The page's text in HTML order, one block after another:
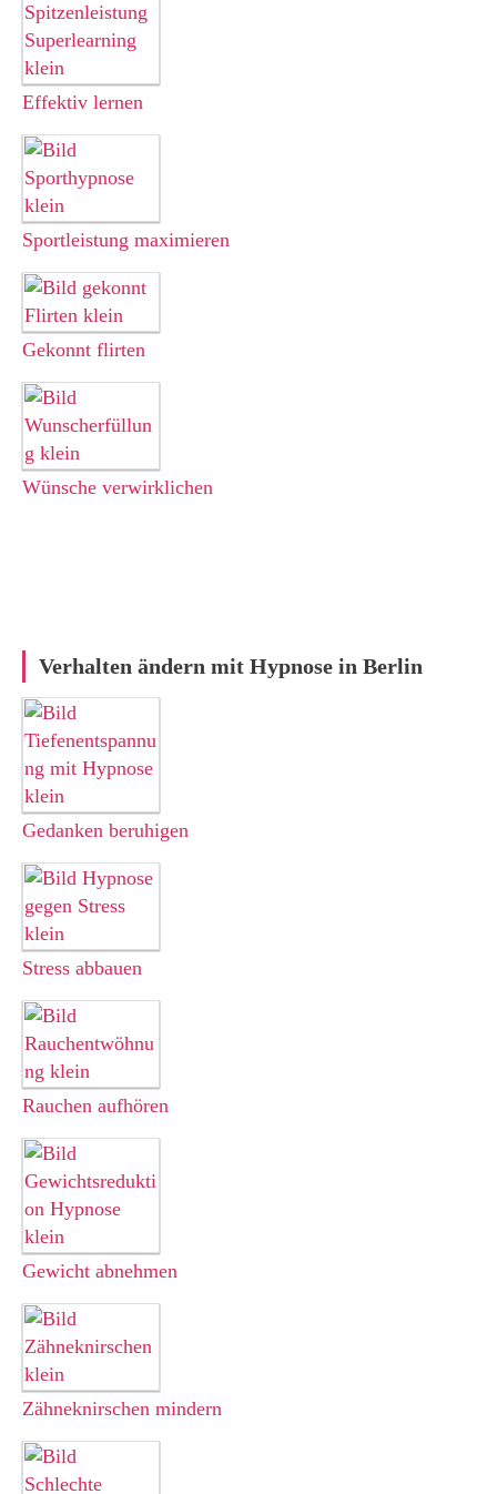
Effektiv lernen
Sportleistung maximieren
Gekonnt flirten
Wünsche verwirklichen
Verhalten ändern mit Hypnose in Berlin
Gedanken beruhigen
Stress abbauen
Rauchen aufhören
Gewicht abnehmen
Zähneknirschen mindern